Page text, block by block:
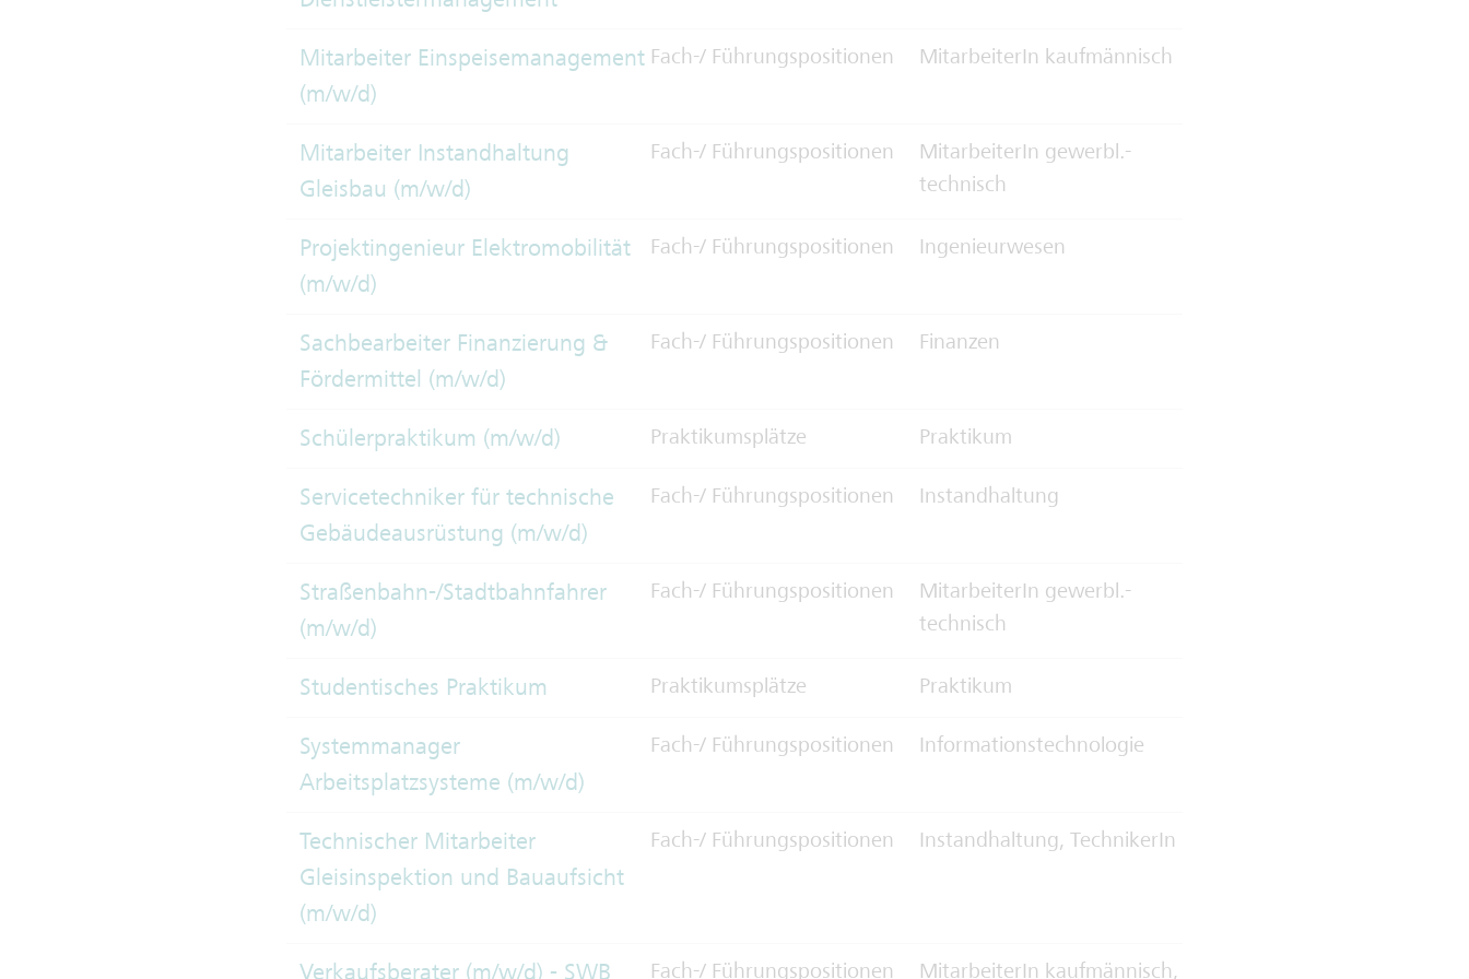
Mitarbeiter Einspeisemanagement
(m/w/d)
Fach-/ Führungspositionen MitarbeiterIn kaufmännisch
Mitarbeiter Instandhaltung
Gleisbau (m/w/d)
Fach-/ Führungspositionen
MitarbeiterIn gewerbl.-
technisch
Projektingenieur Elektromobilität
(m/w/d)
Fach-/ Führungspositionen Ingenieurwesen
Sachbearbeiter Finanzierung &
Fördermittel (m/w/d)
Fach-/ Führungspositionen Finanzen
Schülerpraktikum (m/w/d) Praktikumsplätze Praktikum
Servicetechniker für technische
Gebäudeausrüstung (m/w/d)
Fach-/ Führungspositionen Instandhaltung
Straßenbahn-/Stadtbahnfahrer
(m/w/d)
Fach-/ Führungspositionen
MitarbeiterIn gewerbl.-
technisch
Studentisches Praktikum Praktikumsplätze Praktikum
Systemmanager
Arbeitsplatzsysteme (m/w/d)
Fach-/ Führungspositionen Informationstechnologie
Technischer Mitarbeiter
Gleisinspektion und Bauaufsicht
(m/w/d)
Fach-/ Führungspositionen Instandhaltung, TechnikerIn
Verkaufsberater (m/w/d) - SWB Fach-/ Führungspositionen MitarbeiterIn kaufmännisch,